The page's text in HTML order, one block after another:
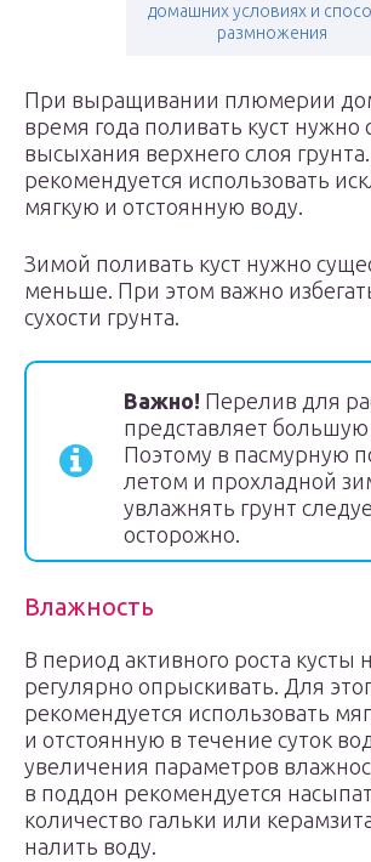
домашних условиях и
размножения
При выращивании плюмерии
время года поливать куст нужно
высыхания верхнего слоя
рекомендуется использовать
мягкую и отстоянную воду.
Зимой поливать куст нужно
меньше. При этом важно
сухости грунта.
Важно! Перелив для
представляет большую
Поэтому в пасмурную
летом и прохладной
увлажнять грунт
осторожно.
Влажность
В период активного роста кусты
регулярно опрыскивать. Для
рекомендуется использовать
и отстоянную в течение суток
увеличения параметров
в поддон рекомендуется
количество гальки или
налить воду.